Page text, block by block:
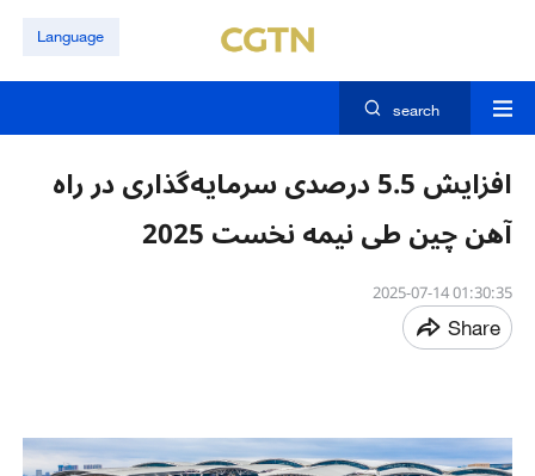
Language
search
افزایش 5.5 درصدی سرمایه‌گذاری در راه
‌آهن چین طی نیمه نخست 2025
01:30:35 2025-07-14
Share